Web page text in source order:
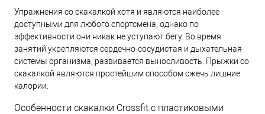
Упражнения со скакалкой хотя и являются наиболее
доступными для любого спортсмена, однако по
эффективности они никак не уступают бегу. Во время
занятий укрепляются сердечно-сосудистая и дыхательная
системы организма, развивается выносливость. Прыжки со
скакалкой являются простейшим способом сжечь лишние
калории.
Особенности скакалки Crossfit с пластиковыми